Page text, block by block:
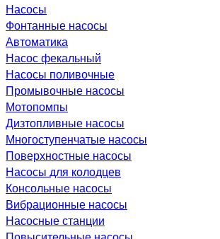
Насосы
Фонтанные насосы
Автоматика
Насос фекальный
Насосы поливочные
Промывочные насосы
Мотопомпы
Дизтопливные насосы
Многоступенчатые насосы
Поверхностные насосы
Насосы для колодцев
Консольные насосы
Вибрационные насосы
Насосные станции